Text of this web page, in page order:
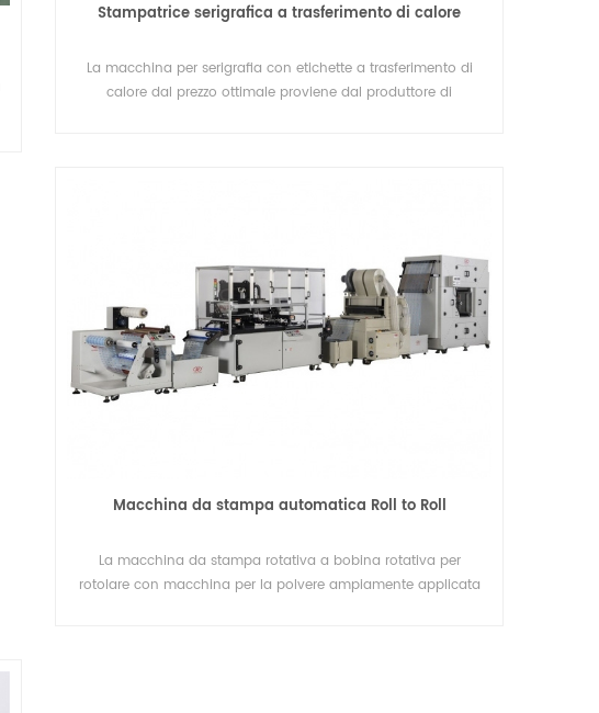
un
serigrafia e un
UV e
come opzione.
che cercano efficienza, precisione e
Stampatrice serigrafica a trasferimento di calore
La macchina per serigrafia con etichette a trasferimento di
calore dal prezzo ottimale proviene dal produttore di
Macchina da stampa automatica Roll to Roll
La macchina da stampa rotativa a bobina rotativa per
rotolare con macchina per la polvere ampiamente applicata